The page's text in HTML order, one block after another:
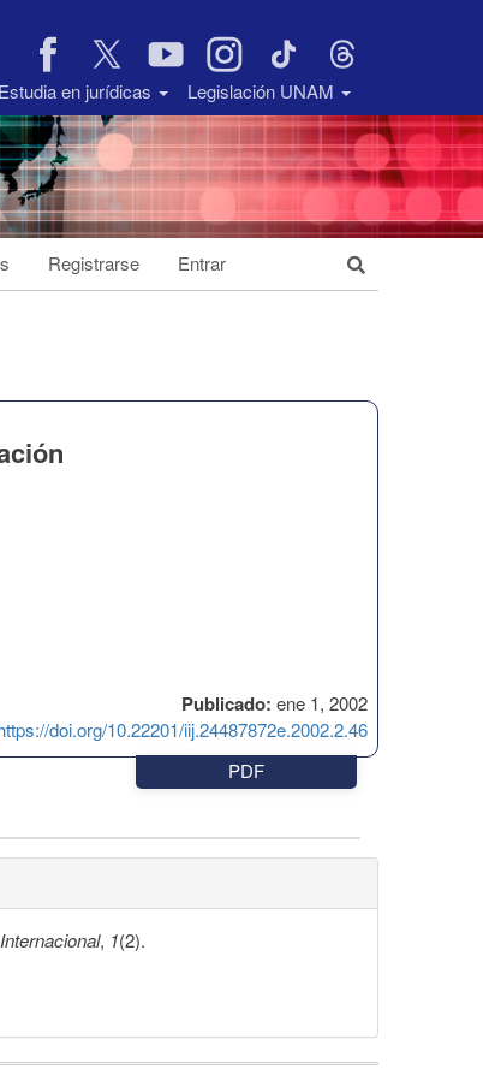
Estudia en jurídicas Legislación UNAM
Registrarse Entrar
Publicado: ene 1, 2002
doi.org/10.22201/iij.24487872e.2002.2.46
PDF
, 1(2).